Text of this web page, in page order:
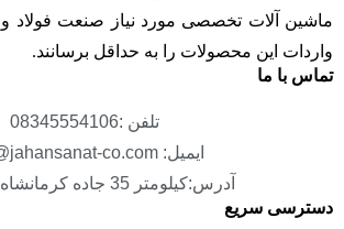
ماشین آلات تخصصی مورد نیاز صنعت فولاد و
واردات این محصولات را به حداقل برسانند.
تماس با ما
تلفن :08345554106
ایمیل: info@jahansanat-co.com
آدرس:کیلومتر 35 جاده کرمانشاه - هرسین
دسترسی سریع